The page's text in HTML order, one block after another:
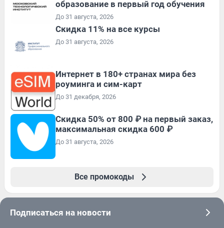
образование в первый год обучения
До 31 августа, 2026
Скидка 11% на все курсы
До 31 августа, 2026
Интернет в 180+ странах мира без
роуминга и сим-карт
До 31 декабря, 2026
Скидка 50% от 800 ₽ на первый заказ,
максимальная скидка 600 ₽
До 31 августа, 2026
Все промокоды
Подписаться на новости